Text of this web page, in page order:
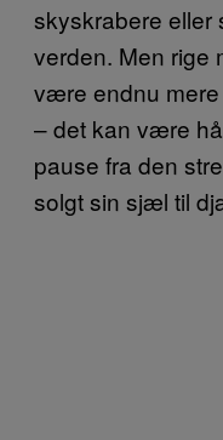
skyskrabere
verden. Men rige
være endnu mere
– det kan være
pause fra den
solgt sin sjæl til